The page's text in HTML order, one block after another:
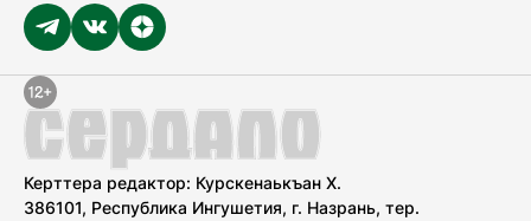
Керттера редактор: Курскенаькъан Х.
386101, Республика Ингушетия, г. Назрань, тер.